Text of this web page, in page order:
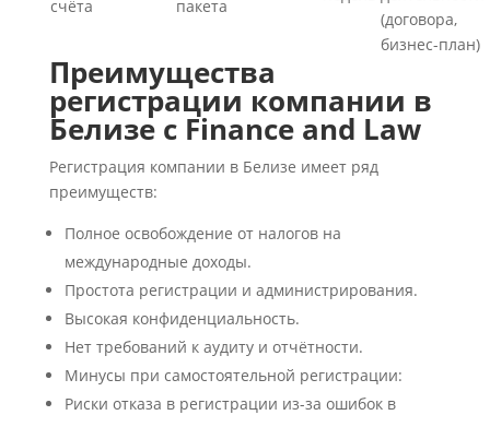
счёта
пакета
(договора,
бизнес-план)
Преимущества
регистрации компании в
Белизе с Finance and Law
Регистрация компании в Белизе имеет ряд
преимуществ:
Полное освобождение от налогов на
международные доходы.
Простота регистрации и администрирования.
Высокая конфиденциальность.
Нет требований к аудиту и отчётности.
Минусы при самостоятельной регистрации:
Риски отказа в регистрации из-за ошибок в